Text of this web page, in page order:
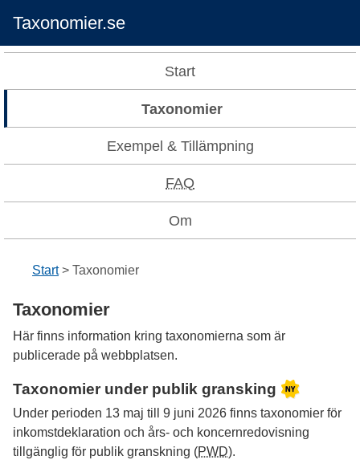
Taxonomier.se
Start
Taxonomier
Exempel & Tillämpning
FAQ
Om
Start Taxonomier
Taxonomier
Här finns information kring taxonomierna som är
publicerade på webbplatsen.
Taxonomier under publik gransking
Under perioden 13 maj till 9 juni 2026 finns taxonomier för
inkomstdeklaration och års- och koncernredovisning
tillgänglig för publik granskning (PWD).